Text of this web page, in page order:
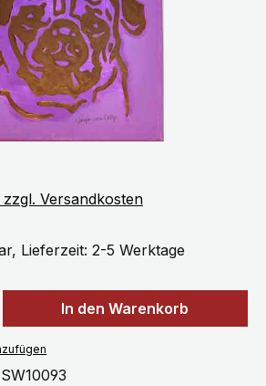
Versandkosten
Lieferzeit: 2-5 Werktage
Gib den
In den Warenkorb
SW10093